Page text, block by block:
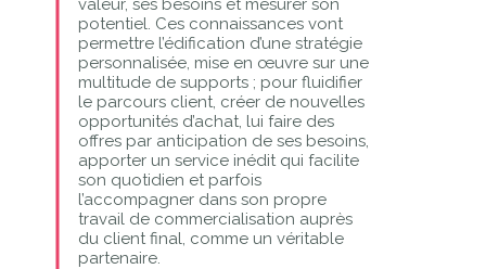
valeur, ses besoins et mesurer son
potentiel. Ces connaissances vont
permettre l’édification d’une stratégie
personnalisée, mise en œuvre sur une
multitude de supports ; pour fluidifier
le parcours client, créer de nouvelles
opportunités d’achat, lui faire des
offres par anticipation de ses besoins,
apporter un service inédit qui facilite
son quotidien et parfois
l’accompagner dans son propre
travail de commercialisation auprès
du client final, comme un véritable
partenaire.